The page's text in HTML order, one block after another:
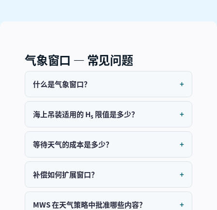
气象窗口 — 常见问题
什么是气象窗口？
海上吊装适用的 Hs 限值是多少？
等待天气的成本是多少？
补偿如何扩展窗口？
MWS 在天气策略中批准哪些内容？